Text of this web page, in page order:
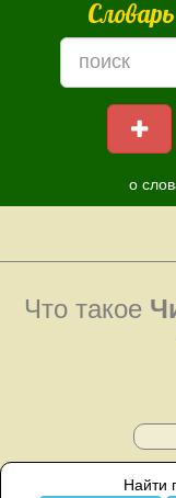
о
Что такое
Найти